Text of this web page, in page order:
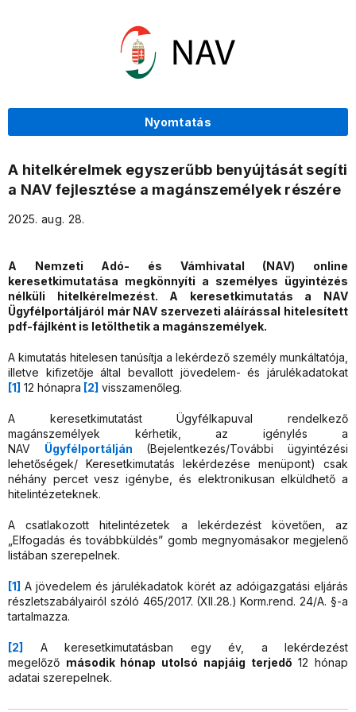
Nyomtatás
A hitelkérelmek egyszerűbb benyújtását segíti
a NAV fejlesztése a magánszemélyek részére
2025. aug. 28.
A Nemzeti Adó- és Vámhivatal (NAV) online
keresetkimutatása megkönnyíti a személyes ügyintézés
nélküli hitelkérelmezést. A keresetkimutatás a NAV
Ügyfélportáljáról már NAV szervezeti aláírással hitelesített
pdf-fájlként is letölthetik a magánszemélyek.
A kimutatás hitelesen tanúsítja a lekérdező személy munkáltatója,
illetve kifizetője által bevallott jövedelem- és járulékadatokat
[1] 12 hónapra [2] visszamenőleg.
A keresetkimutatást Ügyfélkapuval rendelkező
magánszemélyek kérhetik, az igénylés a
NAV Ügyfélportálján (Bejelentkezés/További ügyintézési
lehetőségek/ Keresetkimutatás lekérdezése menüpont) csak
néhány percet vesz igénybe, és elektronikusan elküldhető a
hitelintézeteknek.
A csatlakozott hitelintézetek a lekérdezést követően, az
„Elfogadás és továbbküldés” gomb megnyomásakor megjelenő
listában szerepelnek.
[1] A jövedelem és járulékadatok körét az adóigazgatási eljárás
részletszabályairól szóló 465/2017. (XII.28.) Korm.rend. 24/A. §-a
tartalmazza.
[2]
A keresetkimutatásban egy év, a lekérdezést
megelőző második hónap utolsó napjáig terjedő 12 hónap
adatai szerepelnek.